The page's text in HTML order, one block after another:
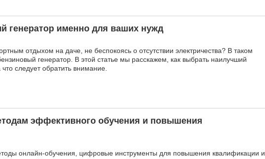
генератор именно для ваших нужд
отдыхом на даче, не беспокоясь о отсутствии электричества? В таком
генератор. В этой статье мы расскажем, как выбрать наилучший
следует обратить внимание.
эффективного обучения и повышения
онлайн-обучения, цифровые инструменты для повышения квалификации и